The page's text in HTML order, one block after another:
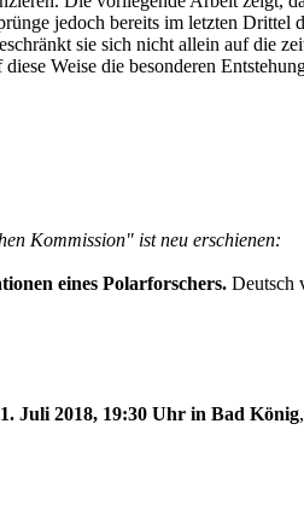
jedoch bereits im letzten
sie sich nicht allein auf die
Weise die besonderen
Kommission" ist neu erschienen:
eines Polarforschers. Deutsch
Juli 2018, 19:30 Uhr in Bad König